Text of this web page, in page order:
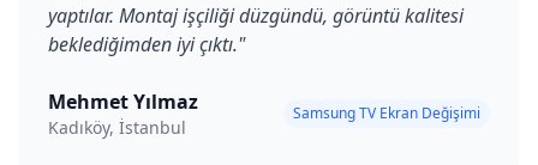
yaptılar. Montaj işçiliği düzgündü, görüntü kalitesi
beklediğimden iyi çıktı."
Mehmet Yılmaz
Kadıköy, İstanbul
Samsung TV Ekran Değişimi